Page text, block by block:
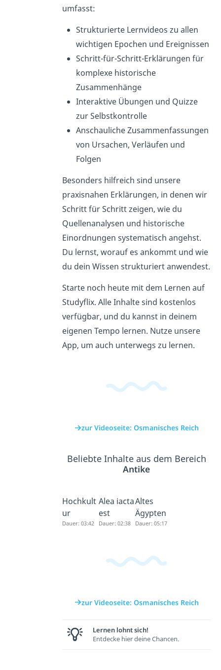
umfasst:
Strukturierte Lernvideos zu allen
wichtigen Epochen und Ereignissen
Schritt-für-Schritt-Erklärungen für
komplexe historische
Zusammenhänge
Interaktive Übungen und Quizze
zur Selbstkontrolle
Anschauliche Zusammenfassungen
von Ursachen, Verläufen und
Folgen
Besonders hilfreich sind unsere
praxisnahen Erklärungen, in denen wir
Schritt für Schritt zeigen, wie du
Quellenanalysen und historische
Einordnungen systematisch angehst.
Du lernst, worauf es ankommt und wie
du dein Wissen strukturiert anwendest.
Starte noch heute mit dem Lernen auf
Studyflix. Alle Inhalte sind kostenlos
verfügbar, und du kannst in deinem
eigenen Tempo lernen. Nutze unsere
App, um auch unterwegs zu lernen.
zur Videoseite: Osmanisches Reich
Beliebte Inhalte aus dem Bereich
Antike
Hochkult
ur
Dauer: 03:42
Alea iacta
est
Dauer: 02:38
Altes
Ägypten
Dauer: 05:17
zur Videoseite: Osmanisches Reich
Lernen lohnt sich!
Entdecke hier deine Chancen.